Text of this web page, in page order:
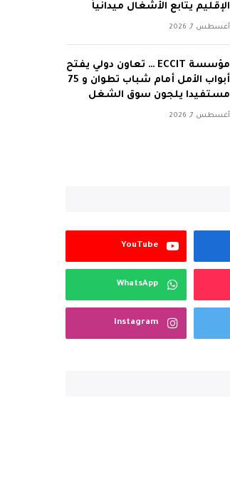
الإقليم يتابع الأشغال ميدانياً
أغسطس 7, 2026
مؤسسة ECCIT … تعاون دولي يفتح
أبواب الأمل أمام شباب تطوان و 75
مستفيدا يلجون سوق الشغل
أغسطس 7, 2026
YouTube
WhatsApp
Instagram